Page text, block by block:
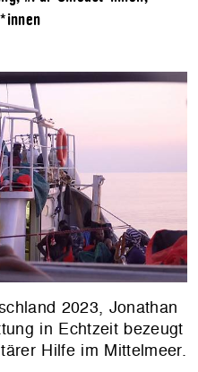
2023, Jonathan
in Echtzeit bezeugt
Hilfe im Mittelmeer.